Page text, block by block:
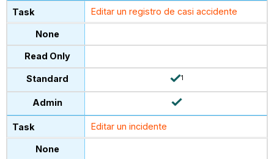
Editar un registro de casi accidente
1
Editar un incidente